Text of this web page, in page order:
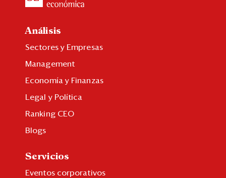
Análisis
Sectores y Empresas
Management
Economía y Finanzas
Legal y Política
Ranking CEO
Blogs
Servicios
Eventos corporativos